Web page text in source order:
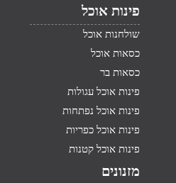
פינות אוכל
שולחנות אוכל
כסאות אוכל
כסאות בר
פינות אוכל עגולות
פינות אוכל נפתחות
פינות אוכל כפריות
פינות אוכל קטנות
מזנונים